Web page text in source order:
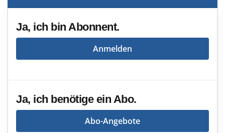
Ja, ich bin Abonnent.
Anmelden
Ja, ich benötige ein Abo.
Abo-Angebote